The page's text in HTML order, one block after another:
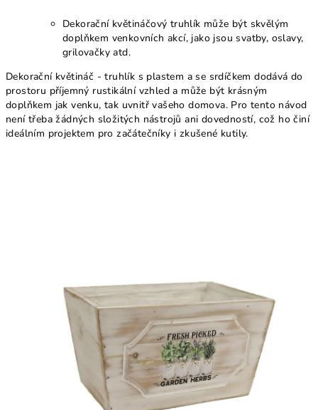
Dekorační květináčový truhlík může být skvělým
doplňkem venkovních akcí, jako jsou svatby, oslavy,
grilovačky atd.
Dekorační květináč - truhlík s plastem a se srdíčkem dodává do
prostoru příjemný rustikální vzhled a může být krásným
doplňkem jak venku, tak uvnitř vašeho domova. Pro tento návod
není třeba žádných složitých nástrojů ani dovedností, což ho činí
ideálním projektem pro začátečníky i zkušené kutily.